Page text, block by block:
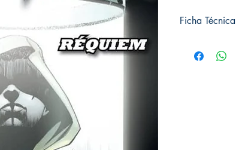
Ficha Técnica
Editorial: ECC